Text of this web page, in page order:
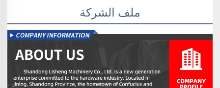
ملف الشركة